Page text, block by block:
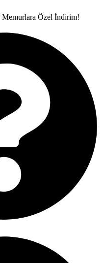
Memurlara Özel İndirim!